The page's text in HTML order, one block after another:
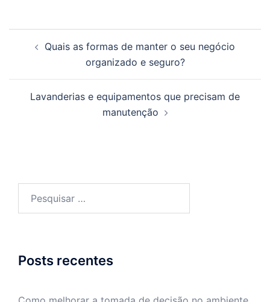
Quais as formas de manter o seu negócio
organizado e seguro?
Lavanderias e equipamentos que precisam de
manutenção
por:
Posts recentes